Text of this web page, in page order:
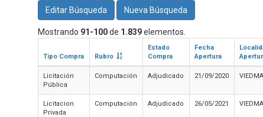
Editar Búsqueda Nueva Búsqueda
Mostrando 91-100de 1.839elementos.
Tipo Compra Rubro
Estado
Compra
Fecha
Apertura
Licitación
Pública
Computación Adjudicado 21/09/2020 VIEDMA
Licitacion
Privada
Computación Adjudicado 26/05/2021 VIEDMA